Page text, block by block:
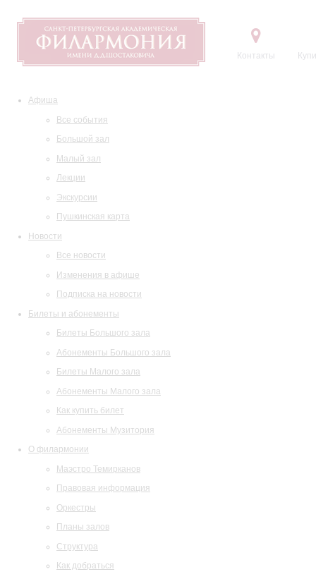
Контакты
Афиша
Все события
Большой зал
Малый зал
Лекции
Экскурсии
Пушкинская карта
Новости
Все новости
Изменения в афише
Подписка на новости
Билеты и абонементы
Билеты Большого зала
Абонементы Большого зала
Билеты Малого зала
Абонементы Малого зала
Как купить билет
Абонементы Музитория
О филармонии
Маэстро Темирканов
Правовая информация
Оркестры
Планы залов
Структура
Как добраться